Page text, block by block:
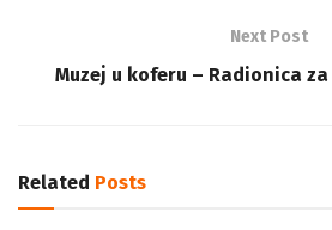
Next Post
Muzej u koferu – Radionica
Related Posts